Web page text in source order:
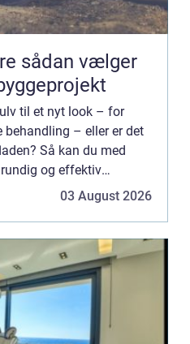
til et nyt look – for
behandling – eller er det
Så kan du med
og effektiv
03 August 2026